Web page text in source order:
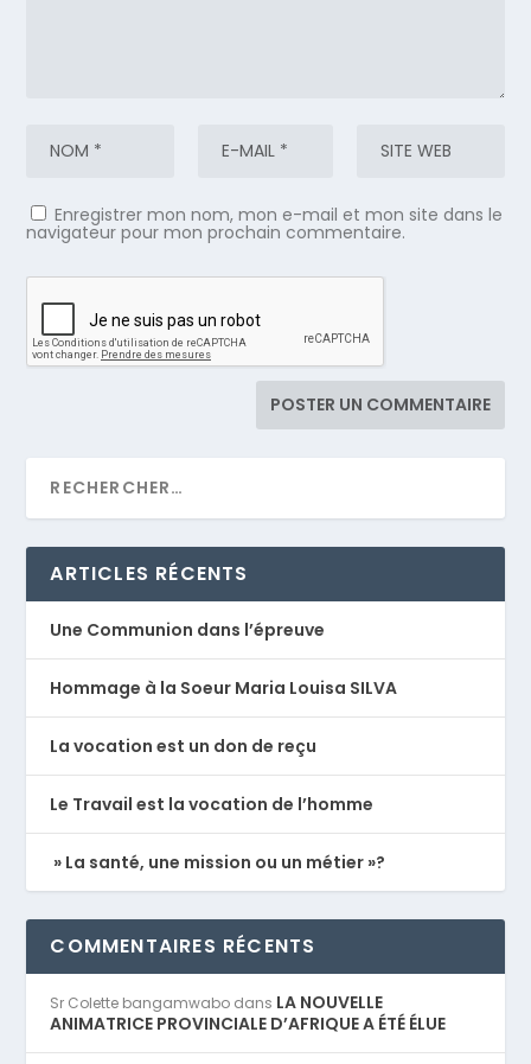
Enregistrer mon nom, mon e-mail et mon site dans le
navigateur pour mon prochain commentaire.
ARTICLES RÉCENTS
Une Communion dans l’épreuve
Hommage à la Soeur Maria Louisa SILVA
La vocation est un don de reçu
Le Travail est la vocation de l’homme
» La santé, une mission ou un métier »?
COMMENTAIRES RÉCENTS
Sr Colette bangamwabo dans LA NOUVELLE
ANIMATRICE PROVINCIALE D’AFRIQUE A ÉTÉ ÉLUE